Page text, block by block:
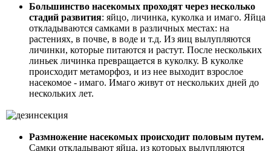
Большинство насекомых проходят через несколько
стадий развития: яйцо, личинка, куколка и имаго. Яйца
откладываются самками в различных местах: на
растениях, в почве, в воде и т.д. Из яиц вылупляются
личинки, которые питаются и растут. После нескольких
линьек личинка превращается в куколку. В куколке
происходит метаморфоз, и из нее выходит взрослое
насекомое - имаго. Имаго живут от нескольких дней до
нескольких лет.
Размножение насекомых происходит половым путем.
Самки откладывают яйца, из которых вылупляются